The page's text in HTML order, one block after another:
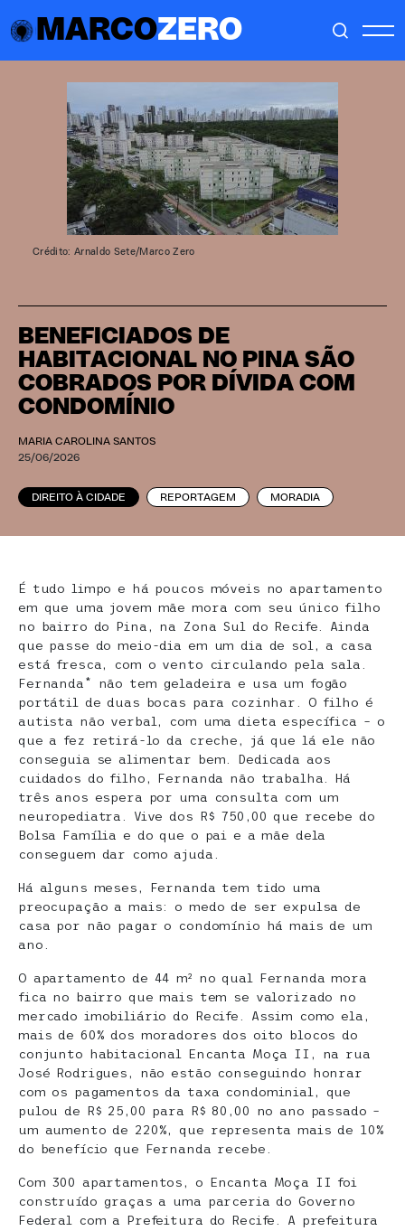
MARCOZERO
BENEFICIADOS DE
HABITACIONAL NO PINA SÃO
COBRADOS POR DÍVIDA COM
CONDOMÍNIO
MARIA CAROLINA SANTOS
25/06/2026
DIREITO À CIDADE REPORTAGEM MORADIA
Crédito: Arnaldo Sete/Marco Zero
É tudo limpo e há poucos móveis no apartamento
em que uma jovem mãe mora com seu único filho
no bairro do Pina, na Zona Sul do Recife. Ainda
que passe do meio-dia em um dia de sol, a casa
está fresca, com o vento circulando pela sala.
Fernanda* não tem geladeira e usa um fogão
portátil de duas bocas para cozinhar. O filho é
autista não verbal, com uma dieta específica – o
que a fez retirá-lo da creche, já que lá ele não
conseguia se alimentar bem. Dedicada aos
cuidados do filho, Fernanda não trabalha. Há
três anos espera por uma consulta com um
neuropediatra. Vive dos R$ 750,00 que recebe do
Bolsa Família e do que o pai e a mãe dela
conseguem dar como ajuda.
Há alguns meses, Fernanda tem tido uma
preocupação a mais: o medo de ser expulsa de
casa por não pagar o condomínio há mais de um
ano.
O apartamento de 44 m² no qual Fernanda mora
fica no bairro que mais tem se valorizado no
mercado imobiliário do Recife. Assim como ela,
mais de 60% dos moradores dos oito blocos do
conjunto habitacional Encanta Moça II, na rua
José Rodrigues, não estão conseguindo honrar
com os pagamentos da taxa condominial, que
pulou de R$ 25,00 para R$ 80,00 no ano passado –
um aumento de 220%, que representa mais de 10%
do benefício que Fernanda recebe.
Com 300 apartamentos, o Encanta Moça II foi
construído graças a uma parceria do Governo
Federal com a Prefeitura do Recife. A prefeitura